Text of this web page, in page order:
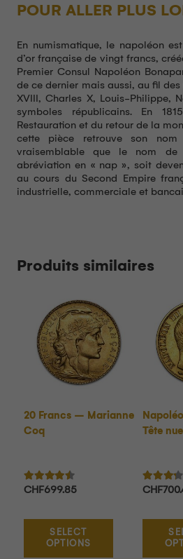
POUR ALLER PLUS
En numismatique, le napoléon
d’or française de vingt francs,
Premier Consul Napoléon
de ce dernier mais aussi, au fil
XVIII, Charles X, Louis-Philippe,
symboles républicains. En
Restauration et du retour de la
cette pièce retrouve son
vraisemblable que le nom
abréviation en « nap », soit
au cours du Second Empire
industrielle, commerciale et
Produits similaires
20 Francs – Marianne
Coq
Note4.29sur 5
CHF699.85
SELECT
OPTIONS
Tête nue
Note
CHF